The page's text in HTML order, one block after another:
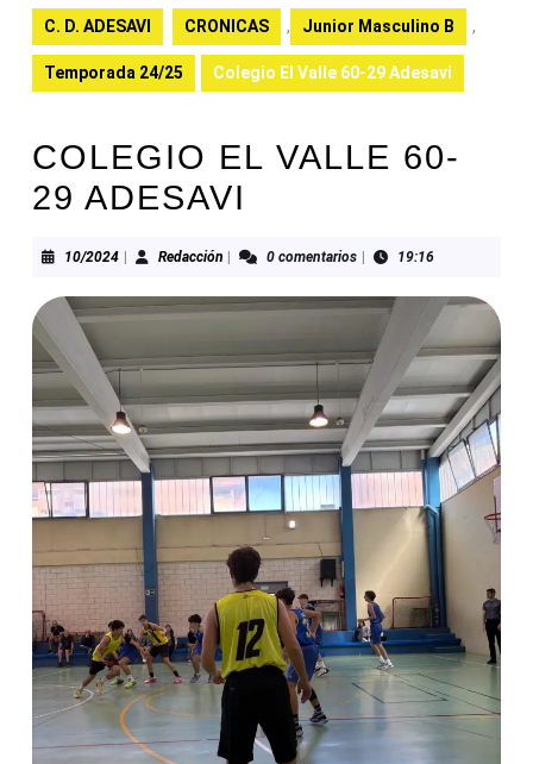
C. D. ADESAVI CRONICAS , Junior Masculino B ,
Temporada 24/25 Colegio El Valle 60-29 Adesavi
COLEGIO EL VALLE 60-
29 ADESAVI
10/202410/2024RedacciónRedacción0 comentarios 19:16